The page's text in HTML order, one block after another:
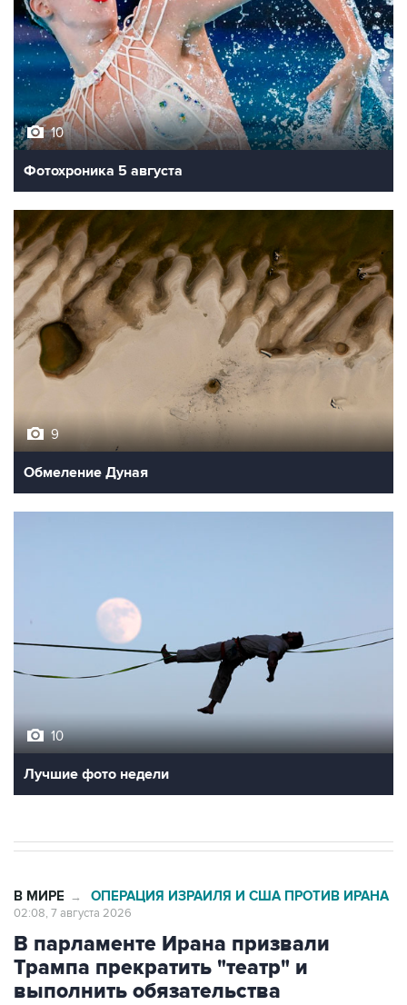
10
Фотохроника 5 августа
9
Обмеление Дуная
10
Лучшие фото недели
В МИРЕ → ОПЕРАЦИЯ ИЗРАИЛЯ И США ПРОТИВ ИРАНА
02:08, 7 августа 2026
В парламенте Ирана призвали
Трампа прекратить "театр" и
выполнить обязательства